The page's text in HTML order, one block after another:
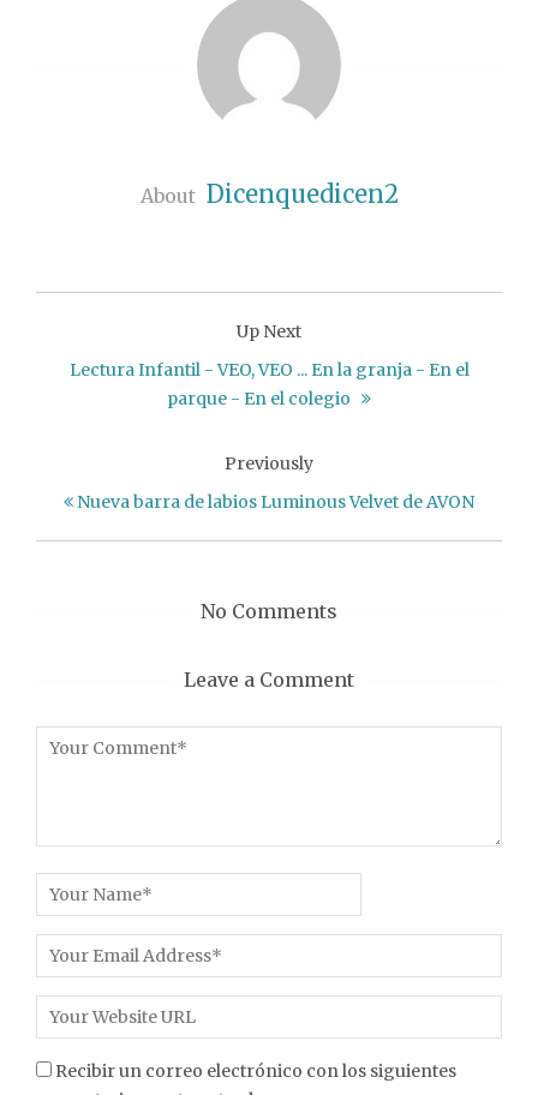
About Dicenquedicen2
Up Next
Lectura Infantil - VEO, VEO ... En la granja - En el
parque - En el colegio
Previously
Nueva barra de labios Luminous Velvet de AVON
No Comments
Leave a Comment
Recibir un correo electrónico con los siguientes